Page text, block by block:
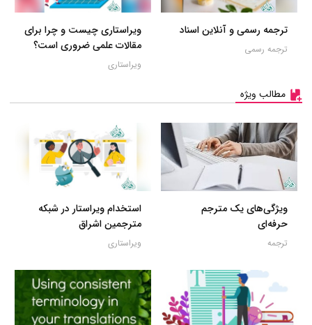
ترجمه رسمی و آنلاین اسناد
ترجمه رسمی
ویراستاری چیست و چرا برای
مقالات علمی ضروری است؟
ویراستاری
مطالب ویژه
ویژگی‌های یک مترجم
حرفه‌ای
ترجمه
استخدام ویراستار در شبکه
مترجمین اشراق
ویراستاری